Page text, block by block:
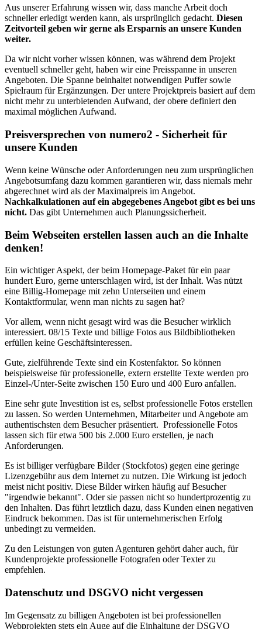
Aus unserer Erfahrung wissen wir, dass manche Arbeit doch
schneller erledigt werden kann, als ursprünglich gedacht. Diesen
Zeitvorteil geben wir gerne als Ersparnis an unsere Kunden
weiter.
Da wir nicht vorher wissen können, was während dem Projekt
eventuell schneller geht, haben wir eine Preisspanne in unseren
Angeboten. Die Spanne beinhaltet notwendigen Puffer sowie
Spielraum für Ergänzungen. Der untere Projektpreis basiert auf dem
nicht mehr zu unterbietenden Aufwand, der obere definiert den
maximal möglichen Aufwand.
Preisversprechen von numero2 - Sicherheit für
unsere Kunden
Wenn keine Wünsche oder Anforderungen neu zum ursprünglichen
Angebotsumfang dazu kommen garantieren wir, dass niemals mehr
abgerechnet wird als der Maximalpreis im Angebot.
Nachkalkulationen auf ein abgegebenes Angebot gibt es bei uns
nicht. Das gibt Unternehmen auch Planungssicherheit.
Beim Webseiten erstellen lassen auch an die Inhalte
denken!
Ein wichtiger Aspekt, der beim Homepage-Paket für ein paar
hundert Euro, gerne unterschlagen wird, ist der Inhalt. Was nützt
eine Billig-Homepage mit zehn Unterseiten und einem
Kontaktformular, wenn man nichts zu sagen hat?
Vor allem, wenn nicht gesagt wird was die Besucher wirklich
interessiert. 08/15 Texte und billige Fotos aus Bildbibliotheken
erfüllen keine Geschäftsinteressen.
Gute, zielführende Texte sind ein Kostenfaktor. So können
beispielsweise für professionelle, extern erstellte Texte werden pro
Einzel-/Unter-Seite zwischen 150 Euro und 400 Euro anfallen.
Eine sehr gute Investition ist es, selbst professionelle Fotos erstellen
zu lassen. So werden Unternehmen, Mitarbeiter und Angebote am
authentischsten dem Besucher präsentiert. Professionelle Fotos
lassen sich für etwa 500 bis 2.000 Euro erstellen, je nach
Anforderungen.
Es ist billiger verfügbare Bilder (Stockfotos) gegen eine geringe
Lizenzgebühr aus dem Internet zu nutzen. Die Wirkung ist jedoch
meist nicht positiv. Diese Bilder wirken häufig auf Besucher
"irgendwie bekannt". Oder sie passen nicht so hundertprozentig zu
den Inhalten. Das führt letztlich dazu, dass Kunden einen negativen
Eindruck bekommen. Das ist für unternehmerischen Erfolg
unbedingt zu vermeiden.
Zu den Leistungen von guten Agenturen gehört daher auch, für
Kundenprojekte professionelle Fotografen oder Texter zu
empfehlen.
Datenschutz und DSGVO nicht vergessen
Im Gegensatz zu billigen Angeboten ist bei professionellen
Webprojekten stets ein Auge auf die Einhaltung der DSGVO